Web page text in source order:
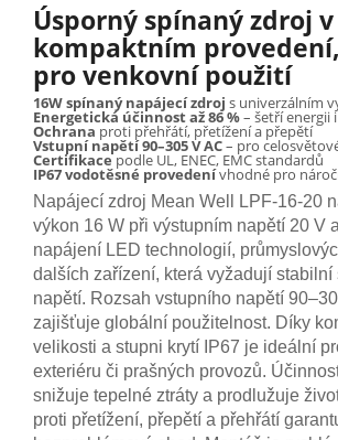
Úsporný spínaný zdroj v
kompaktním
pro venkovní použití
16W spínaný napájecí zdroj s univerzálním
Energetická účinnost až 86 %– šetří energii
Ochrana proti přehřátí, přetížení a přepětí
Vstupní napětí 90–305 V AC– pro
Certifikacepodle UL, ENEC, EMC standardů
IP67 vodotěsné provedenívhodné pro
Napájecí zdroj Mean Well LPF-16-20
výkon 16 W při výstupním napětí 20 V
napájení LED technologií,
dalších zařízení, která vyžadují stabilní
napětí. Rozsah vstupního napětí
zajišťuje globální použitelnost. Díky
velikosti a stupni krytí IP67 je ideální
exteriéru či prašných provozů.
snižuje tepelné ztráty a prodlužuje
proti přetížení, přepětí a přehřátí